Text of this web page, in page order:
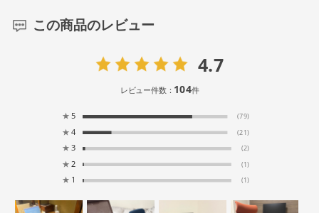
この商品のレビュー
4.7
レビュー件数： 104件
★ 5 (79)
★ 4 (21)
★ 3 (2)
★ 2 (1)
★ 1 (1)